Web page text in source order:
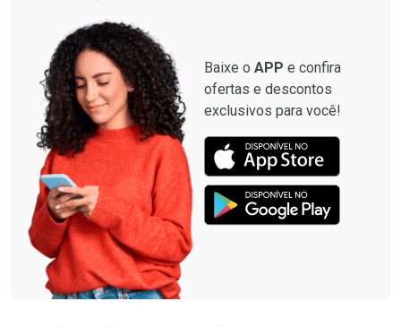
Baixe o APP e confira
ofertas e descontos
exclusivos para você!